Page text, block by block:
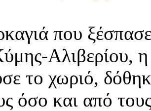
που
Αλιβερίου,
το χωριό,
όσο και από